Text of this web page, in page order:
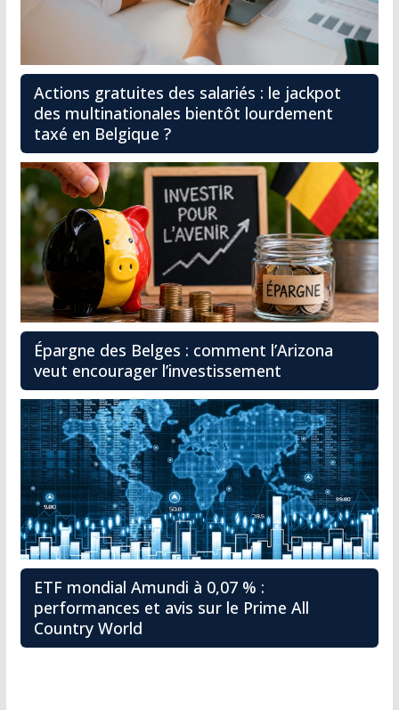
Actions gratuites des salariés : le jackpot
des multinationales bientôt lourdement
taxé en Belgique ?
Épargne des Belges : comment l’Arizona
veut encourager l’investissement
ETF mondial Amundi à 0,07 % :
performances et avis sur le Prime All
Country World